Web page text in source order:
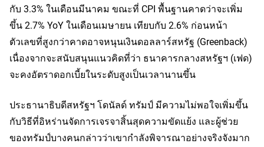
กับ 3.3% ในเดือนมีนาคม ขณะที่ CPI พื้นฐานคาดว่าจะเพิ่ม
ขึ้น 2.7% YoY ในเดือนเมษายน เทียบกับ 2.6% ก่อนหน้า
ตัวเลขที่สูงกว่าคาดอาจหนุนเงินดอลลาร์สหรัฐ (Greenback)
เนื่องจากจะสนับสนุนแนวคิดที่ว่า ธนาคารกลางสหรัฐฯ (เฟด)
จะคงอัตราดอกเบี้ยในระดับสูงเป็นเวลานานขึ้น
ประธานาธิบดีสหรัฐฯ โดนัลด์ ทรัมป์ มีความไม่พอใจเพิ่มขึ้น
กับวิธีที่อิหร่านจัดการเจรจาสิ้นสุดความขัดแย้ง และผู้ช่วย
ของทรัมป์บางคนกล่าวว่าเขากำลังพิจารณาอย่างจริงจังมาก